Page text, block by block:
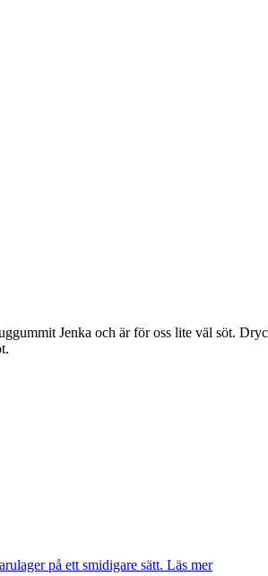
Jenka och är för oss lite väl söt.
på ett smidigare sätt. Läs mer